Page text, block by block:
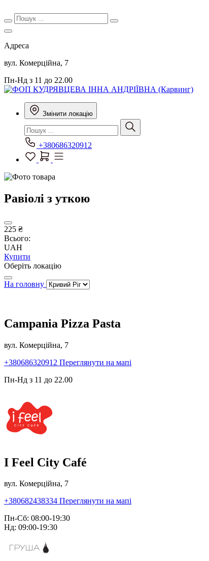
Адреса
вул. Комерційна, 7
Пн-Нд з 11 до 22.00
Змінити локацію
+380686320912
Равіолі з уткою
225 ₴
Всього:
UAH
Купити
Оберіть локацію
На головну
Campania Pizza Pasta
вул. Комерційна, 7
+380686320912 Переглянути на мапі
Пн-Нд з 11 до 22.00
I Feel City Café
вул. Комерційна, 7
+380682438334 Переглянути на мапі
Пн-Сб: 08:00-19:30
Нд: 09:00-19:30